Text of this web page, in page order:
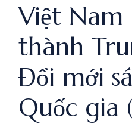
Việt Nam
thành
Đổi mới
Quốc gia